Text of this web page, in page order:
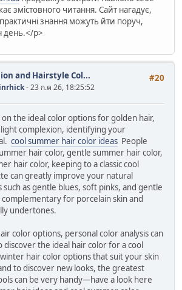
змістовного читання. Сайт нагадує,
практичні знання можуть йти поруч,
день.</p>
#20
and Hairstyle Col...
- 23 ก.ค 26, 18:25:52
the ideal color options for golden hair,
complexion, identifying your
cool summer hair color ideas People
hair color, gentle summer hair color,
hair color, keeping to a classic cool
can greatly improve your natural
such as gentle blues, soft pinks, and gentle
for porcelain skin and
undertones.
color options, personal color analysis can
discover the ideal hair color for a cool
hair color options that suit your skin
to discover new looks, the greatest
can be very handy—have a look here